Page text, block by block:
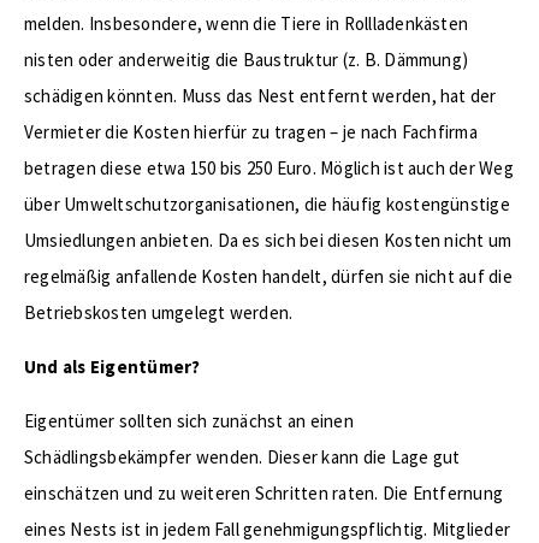
melden. Insbesondere, wenn die Tiere in Rollladenkästen
nisten oder anderweitig die Baustruktur (z. B. Dämmung)
schädigen könnten. Muss das Nest entfernt werden, hat der
Vermieter die Kosten hierfür zu tragen – je nach Fachfirma
betragen diese etwa 150 bis 250 Euro. Möglich ist auch der Weg
über Umweltschutzorganisationen, die häufig kostengünstige
Umsiedlungen anbieten. Da es sich bei diesen Kosten nicht um
regelmäßig anfallende Kosten handelt, dürfen sie nicht auf die
Betriebskosten umgelegt werden.
Und als Eigentümer?
Eigentümer sollten sich zunächst an einen
Schädlingsbekämpfer wenden. Dieser kann die Lage gut
einschätzen und zu weiteren Schritten raten. Die Entfernung
eines Nests ist in jedem Fall genehmigungspflichtig. Mitglieder